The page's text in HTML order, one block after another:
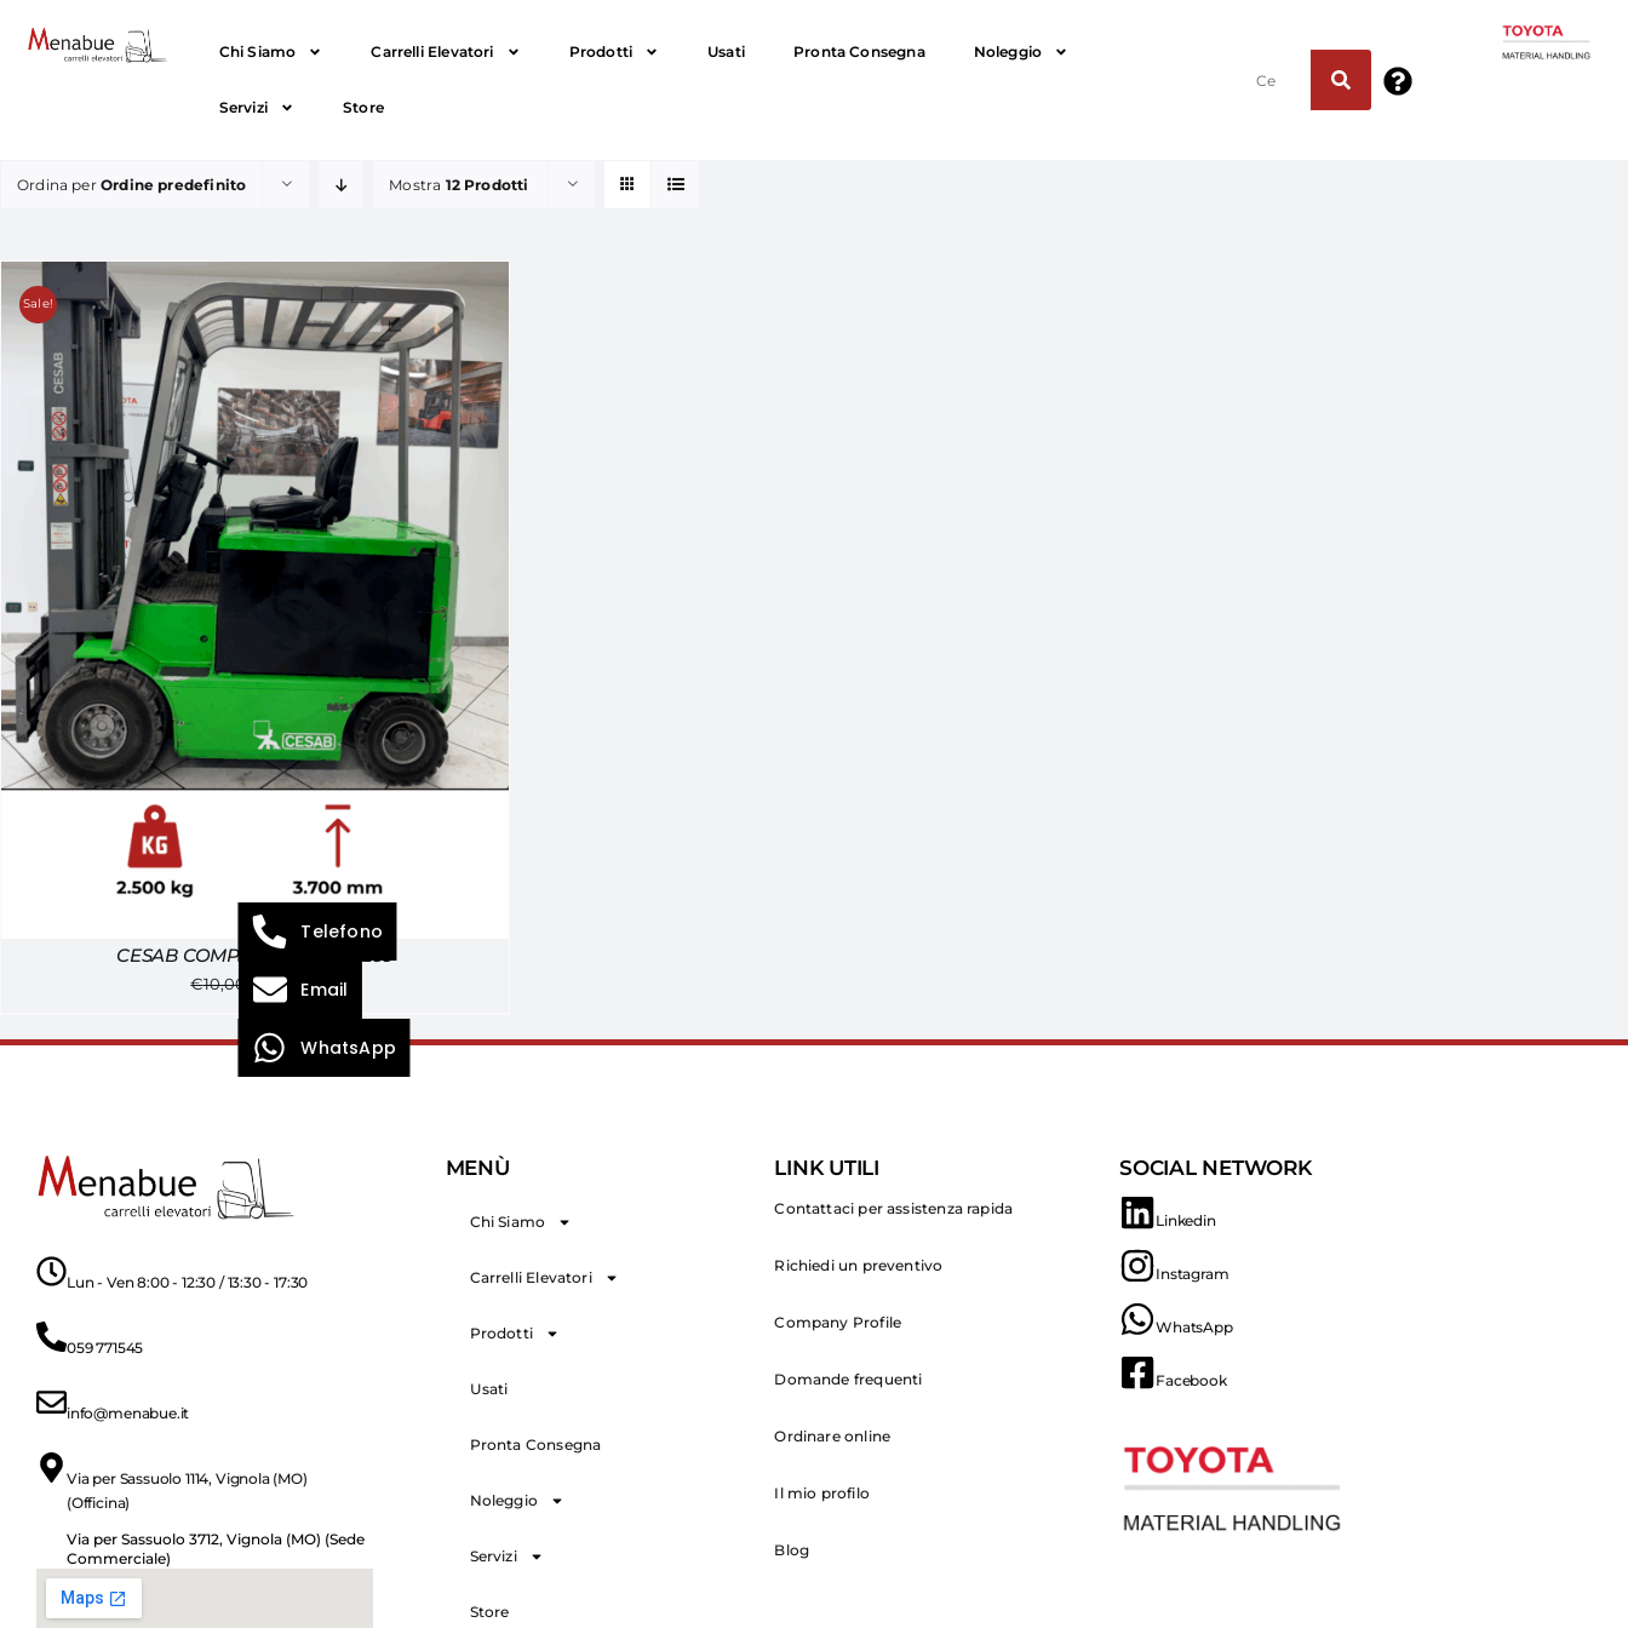
Chi Siamo Carrelli Elevatori Prodotti Usati Pronta Consegna Noleggio
Servizi Store
Ordina per Ordine predefinito Mostra 12 Prodotti
Sale!
CESAB COMPACT 250 – 184299
€10,000 €7,500
Lun - Ven 8:00 - 12:30 / 13:30 - 17:30
059 771545
info@menabue.it
Via per Sassuolo 1114, Vignola (MO)
(Officina)
Via per Sassuolo 3712, Vignola (MO) (Sede
Commerciale)
MENÙ
Chi Siamo
Carrelli Elevatori
Prodotti
Usati
Pronta Consegna
Noleggio
Servizi
Store
LINK UTILI
Contattaci per assistenza rapida
Richiedi un preventivo
Company Profile
Domande frequenti
Ordinare online
Il mio profilo
Blog
SOCIAL NETWORK
Linkedin
Instagram
WhatsApp
Facebook
Telefono
Email
WhatsApp